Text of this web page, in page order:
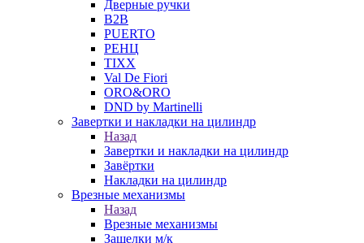
Дверные ручки
B2B
PUERTO
РЕНЦ
TIXX
Val De Fiori
ORO&ORO
DND by Martinelli
Завертки и накладки на цилиндр
Назад
Завертки и накладки на цилиндр
Завёртки
Накладки на цилиндр
Врезные механизмы
Назад
Врезные механизмы
Защелки м/к